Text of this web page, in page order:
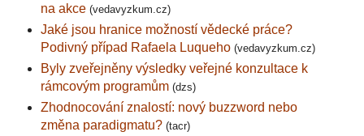
na akce (vedavyzkum.cz)
Jaké jsou hranice možností vědecké práce?
Podivný případ Rafaela Luqueho (vedavyzkum.cz)
Byly zveřejněny výsledky veřejné konzultace k
rámcovým programům (dzs)
Zhodnocování znalostí: nový buzzword nebo
změna paradigmatu? (tacr)